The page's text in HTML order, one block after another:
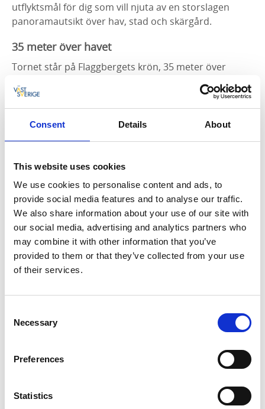
Consent Details About
This website uses cookies
We use cookies to personalise content and ads, to
provide social media features and to analyse our traffic.
We also share information about your use of our site with
our social media, advertising and analytics partners who
may combine it with other information that you’ve
provided to them or that they’ve collected from your use
of their services.
Selection
Necessary
Preferences
Statistics
utflyktsmål för dig som vill njuta av en storslagen
panoramautsikt över hav, stad och skärgård.
35 meter över havet
Tornet står på Flaggbergets krön, 35 meter över
havet, och bjuder på en utsikt som sträcker sig långt
över Västerhavet och in över Lysekils charmiga
stadskärna. Hit tar du dig enkelt via en liten stig som
börjar vid Lysekils kyrka – en kort promenad som
belönas med en vy du sent kommer glömma.
Historiskt byggnadsverk
Tornet uppfördes 1894 på initiativ av föreningen
Lysekils Wänner, efter ritningar av den välkände
badortsläkaren och stadsplanerarenCarl Curman.
Bygget finansierades till största delen av privata
medel, men även Lysekils stad bidrog.
Byggt för att hålla
med svarttjära för att stå emot västkustens väder.
Tornets topp är klädd i kopparplåt – ett vackert och
hållbart inslag som glänser i solen.
Upp i tornet
en kort klättring som ger dig en vy värd varje steg.